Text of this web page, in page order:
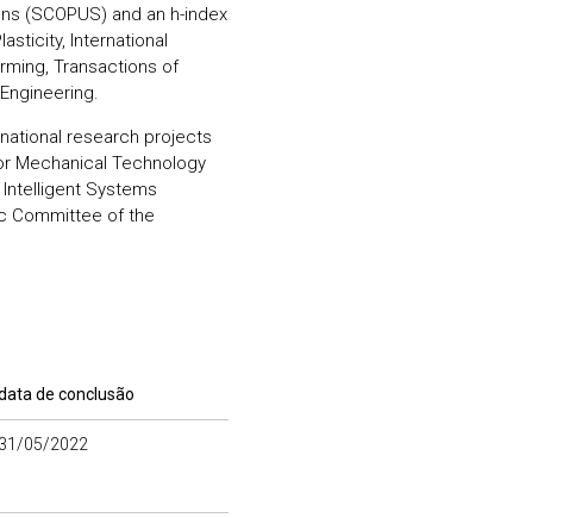
(SCOPUS) and an h-index
International
Transactions of
research projects
Mechanical Technology
Intelligent Systems
Committee of the
de conclusão
31/05/2022